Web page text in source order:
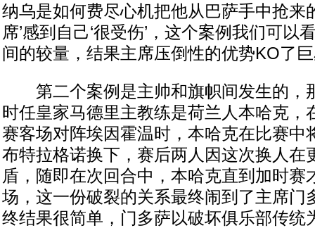
纳乌是如何费尽心机把他从巴萨手中抢来
席’感到自己‘很受伤’，这个案例我们可以
间的较量，结果主席压倒性的优势KO了
第二个案例是主帅和旗帜间发生的，
时任皇家马德里主教练是荷兰人本哈克，
赛客场对阵埃因霍温时，本哈克在比赛中
布特拉格诺换下，赛后两人因这次换人在
盾，随即在次回合中，本哈克直到加时赛
场，这一份破裂的关系最终闹到了主席门
终结果很简单，门多萨以破坏俱乐部传统